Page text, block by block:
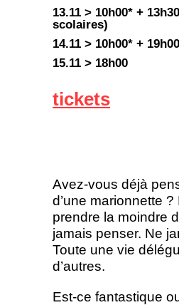
13.11 > 10h00* +
scolaires)
14.11 > 10h00* +
15.11 > 18h00
tickets
Avez-vous déjà
d’une marionnette ?
prendre la moindre
jamais penser. Ne
Toute une vie
d’autres.
Est-ce fantastique